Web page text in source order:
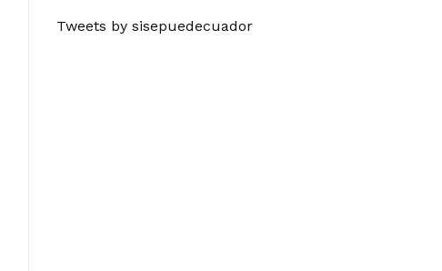
Tweets by sisepuedecuador